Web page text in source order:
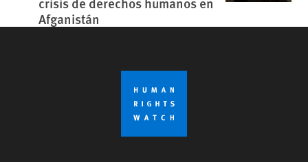
Afganistán